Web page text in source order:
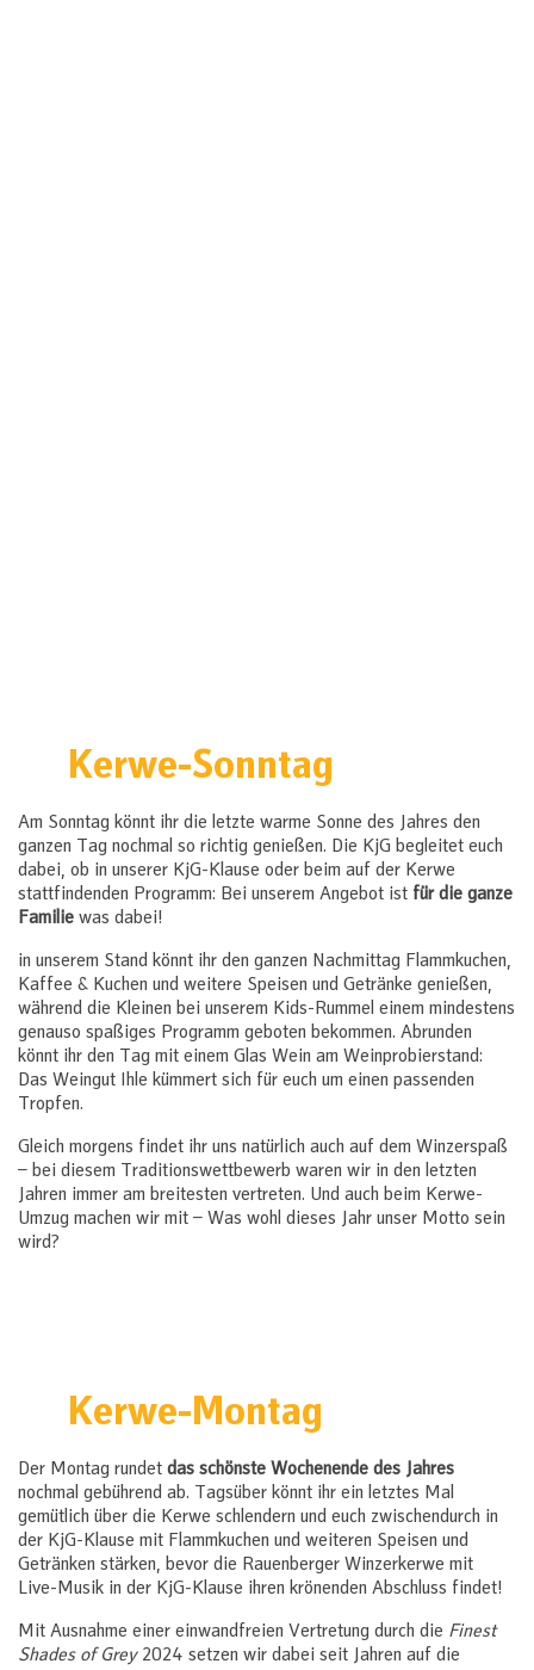
Kerwe-Sonntag
Am Sonntag könnt ihr die letzte warme Sonne des Jahres den
ganzen Tag nochmal so richtig genießen. Die KjG begleitet euch
dabei, ob in unserer KjG-Klause oder beim auf der Kerwe
stattfindenden Programm: Bei unserem Angebot ist für die ganze
Familie was dabei!
in unserem Stand könnt ihr den ganzen Nachmittag Flammkuchen,
Kaffee & Kuchen und weitere Speisen und Getränke genießen,
während die Kleinen bei unserem Kids-Rummel einem mindestens
genauso spaßiges Programm geboten bekommen. Abrunden
könnt ihr den Tag mit einem Glas Wein am Weinprobierstand:
Das Weingut Ihle kümmert sich für euch um einen passenden
Tropfen.
Gleich morgens findet ihr uns natürlich auch auf dem Winzerspaß
– bei diesem Traditionswettbewerb waren wir in den letzten
Jahren immer am breitesten vertreten. Und auch beim Kerwe-
Umzug machen wir mit – Was wohl dieses Jahr unser Motto sein
wird?
Unser
Weinprobierstand am
Kerwe-Montag
Der Montag rundet das schönste Wochenende des Jahres
nochmal gebührend ab. Tagsüber könnt ihr ein letztes Mal
gemütlich über die Kerwe schlendern und euch zwischendurch in
der KjG-Klause mit Flammkuchen und weiteren Speisen und
Getränken stärken, bevor die Rauenberger Winzerkerwe mit
Live-Musik in der KjG-Klause ihren krönenden Abschluss findet!
Mit Ausnahme einer einwandfreien Vertretung durch die Finest
Shades of Grey2024 setzen wir dabei seit Jahren auf die